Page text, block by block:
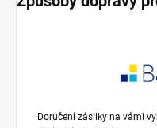
Doručení zásilky na vámi